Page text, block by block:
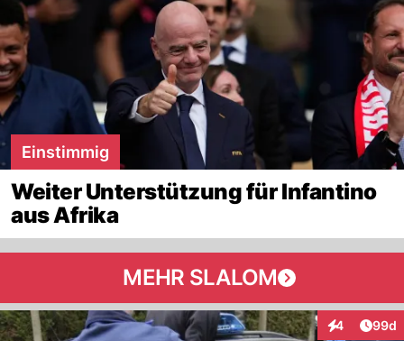
Einstimmig
Weiter Unterstützung für Infantino
aus Afrika
MEHR SLALOM
4
Interaktionen
99d